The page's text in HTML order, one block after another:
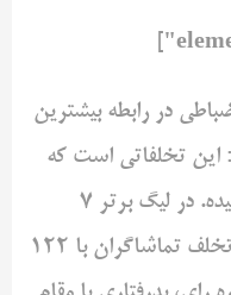
در رابطه بیشترین
تخلفاتی است که
در لیگ برتر و لیگ یک به ثبت رسیده. در لیگ برتر ۷
تخلف شایع را لیست کرده‌ایم که تخلف تماشاگران با ۱۲۲